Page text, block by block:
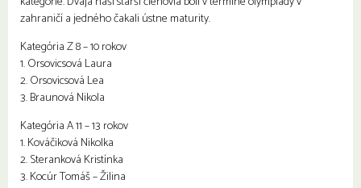
zahraničí a jedného čakali ústne maturity.
Kategória Z 8 – 10 rokov
1. Orsovicsová Laura
2. Orsovicsová Lea
3. Braunová Nikola
Kategória A 11 – 13 rokov
1. Kováčiková Nikolka
2. Steranková Kristínka
3. Kocúr Tomáš – Žilina